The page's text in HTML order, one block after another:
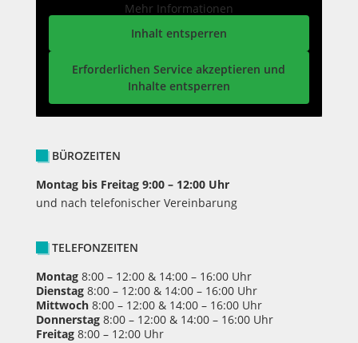
Mehr Informationen
Inhalt entsperren
Erforderlichen Service akzeptieren und
Inhalte entsperren
BÜROZEITEN
Montag bis Freitag 9:00 – 12:00 Uhr
und nach telefonischer Vereinbarung
TELEFONZEITEN
Montag 8:00 – 12:00 & 14:00 – 16:00 Uhr
Dienstag8:00 – 12:00 & 14:00 – 16:00 Uhr
Mittwoch 8:00 – 12:00 & 14:00 – 16:00 Uhr
Donnerstag8:00 – 12:00 & 14:00 – 16:00 Uhr
Freitag8:00 – 12:00 Uhr